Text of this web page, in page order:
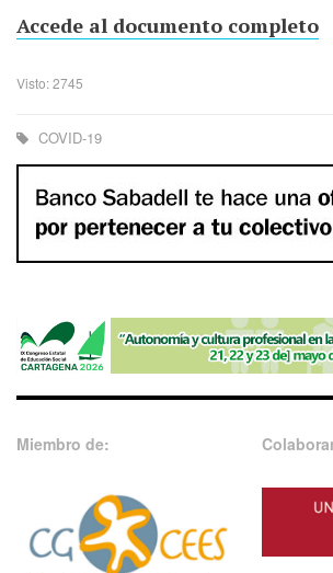
Accede al documento completo
Visto: 2745
COVID-19
Miembro de: